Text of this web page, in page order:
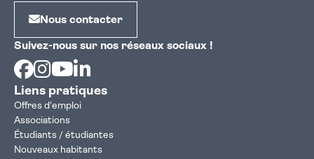
Nous contacter
Suivez-nous sur nos réseaux sociaux !
Facebook
Instagram
Youtube
Liens pratiques
Offres d'emploi
Associations
Étudiants / étudiantes
Nouveaux habitants